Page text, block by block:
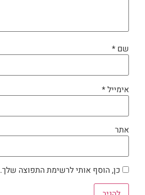
שם *
אימייל*
אתר
כן, הוסף אותי לרשימת התפוצה שלך.